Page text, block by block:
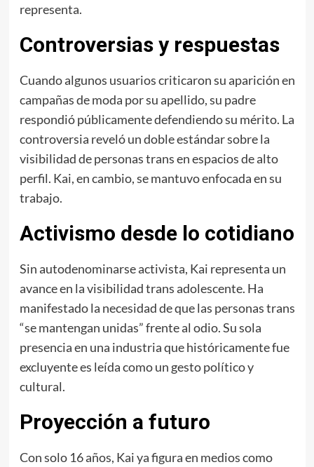
representa.
Controversias y respuestas
Cuando algunos usuarios criticaron su aparición en
campañas de moda por su apellido, su padre
respondió públicamente defendiendo su mérito. La
controversia reveló un doble estándar sobre la
visibilidad de personas trans en espacios de alto
perfil. Kai, en cambio, se mantuvo enfocada en su
trabajo.
Activismo desde lo cotidiano
Sin autodenominarse activista, Kai representa un
avance en la visibilidad trans adolescente. Ha
manifestado la necesidad de que las personas trans
“se mantengan unidas” frente al odio. Su sola
presencia en una industria que históricamente fue
excluyente es leída como un gesto político y
cultural.
Proyección a futuro
Con solo 16 años, Kai ya figura en medios como